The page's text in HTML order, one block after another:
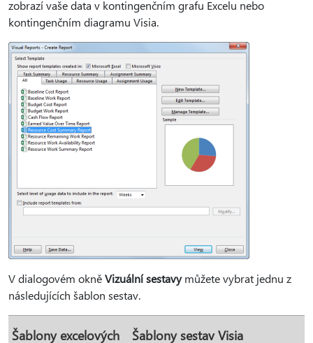
zobrazí vaše data v kontingenčním grafu Excelu nebo
kontingenčním diagramu Visia.
V dialogovém okněVizuální sestavymůžete vybrat jednu z
následujících šablon sestav.
Šablony excelových
Šablony sestav Visia